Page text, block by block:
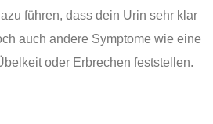
führen, dass dein Urin sehr klar
auch andere Symptome wie eine
oder Erbrechen feststellen.